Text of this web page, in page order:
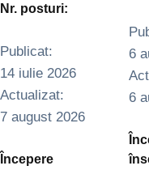
Nr. posturi:
Publicat:
14 iulie 2026
Actualizat:
7 august 2026
Începere
6
6